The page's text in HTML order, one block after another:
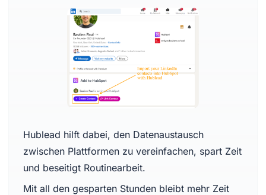
Hublead hilft dabei, den Datenaustausch
zwischen Plattformen zu vereinfachen, spart Zeit
und beseitigt Routinearbeit.
Mit all den gesparten Stunden bleibt mehr Zeit